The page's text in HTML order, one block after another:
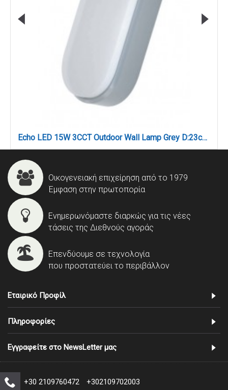
Echo LED 15W 3CCT Outdoor Wall Lamp Grey D:23cmx10.5cm (80202930)
Οικογενειακή επιχείρηση από το 1979
Έμφαση στην πρωτοπορία
Ενημερωνόμαστε διαρκώς για τις νέες
τάσεις της Διεθνούς αγοράς
Επενδύουμε σε τεχνολογία
που προστατεύει το περιβάλλον
Εταιρικό Προφίλ
Πληροφορίες
Εγγραφείτε στο NewsLetter μας
+30 2109760472 +302109702003